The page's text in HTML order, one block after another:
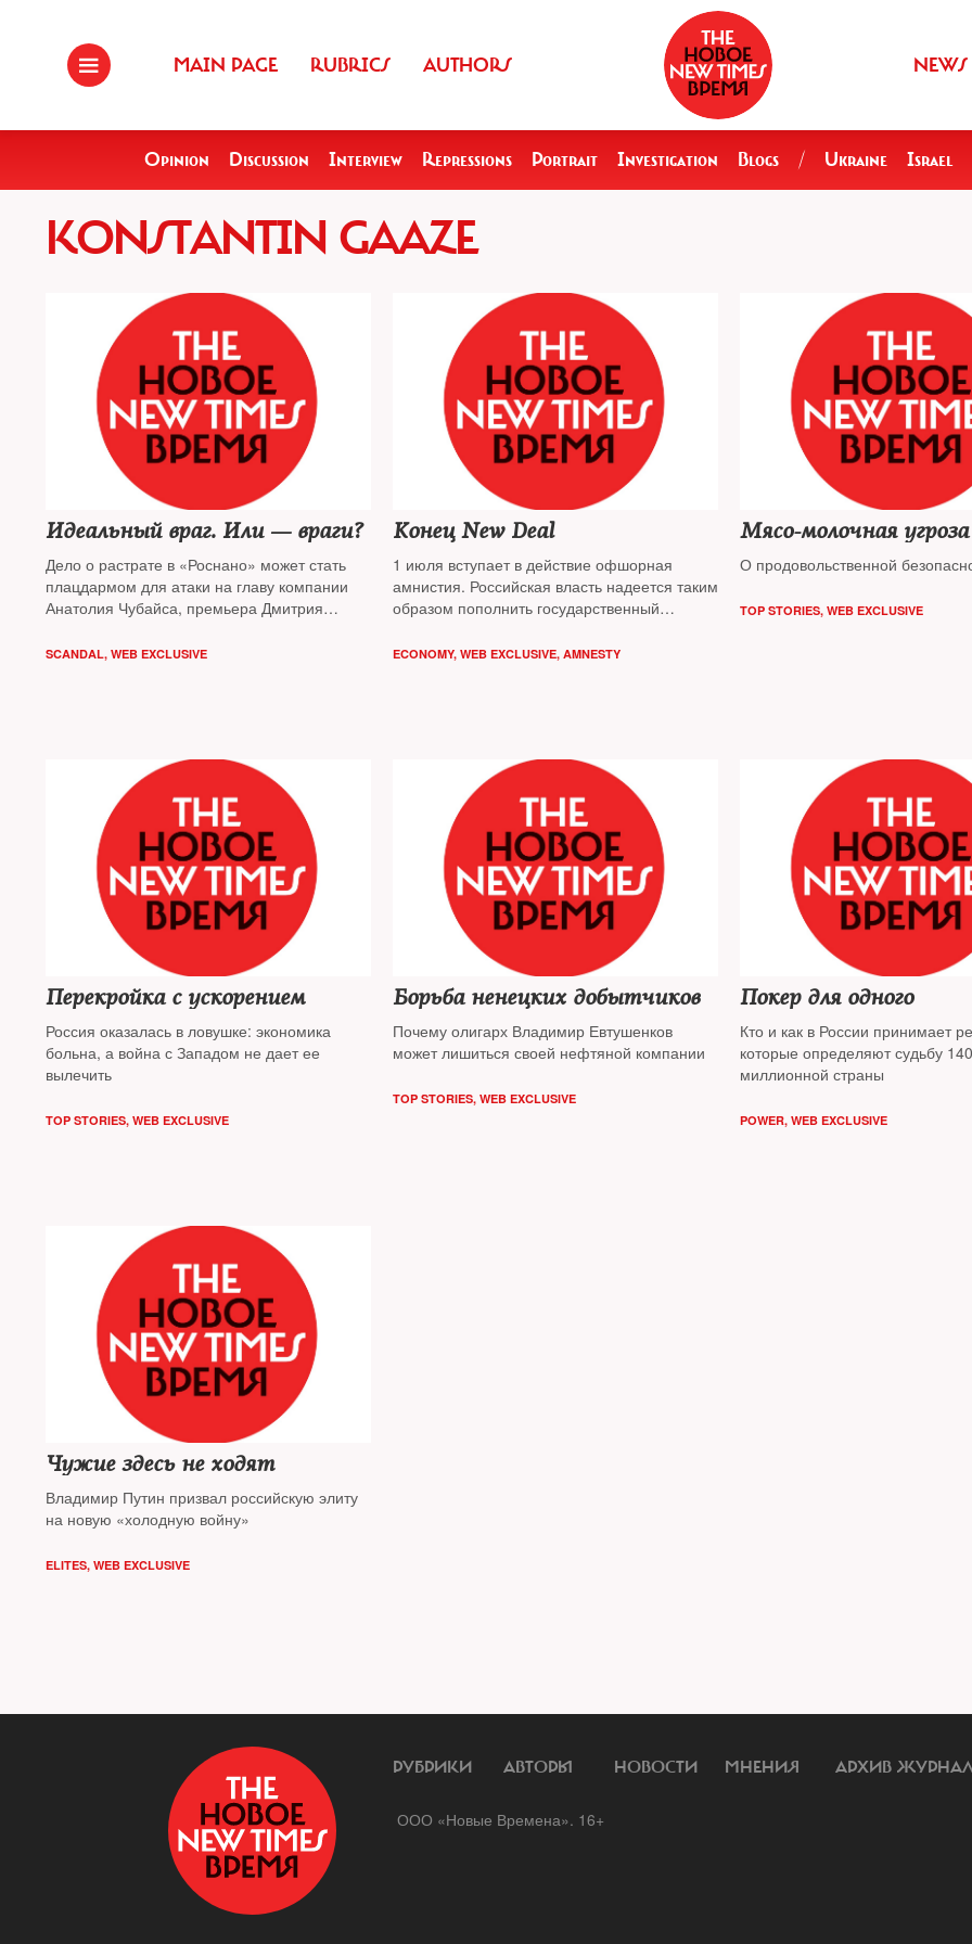
MAIN PAGE RUBRICS AUTHORS NEWS
Opinion Discussion Interview Repressions Portrait Investigation Blogs / Ukraine Israel
KONSTANTIN GAAZE
Идеальный враг. Или — враги?
Дело о растрате в «Роснано» может стать
плацдармом для атаки на главу компании
Анатолия Чубайса, премьера Дмитрия
Но пока даже его главный фигурант, Леонид
SCANDAL, WEB EXCLUSIVE
Конец New Deal
1 июля вступает в действие офшорная
амнистия. Российская власть надеется таким
образом пополнить государственный
не может быть хорошей для всех: и для
ECONOMY, WEB EXCLUSIVE, AMNESTY
Мясо-молочная угроза
О продовольственной
TOP STORIES, WEB EXCLUSIVE
Перекройка с ускорением
Россия оказалась в ловушке: экономика
больна, а война с Западом не дает ее
вылечить
TOP STORIES, WEB EXCLUSIVE
Борьба ненецких добытчиков
Почему олигарх Владимир Евтушенков
может лишиться своей нефтяной компании
TOP STORIES, WEB EXCLUSIVE
Покер для одного
Кто и как в России принимает
которые определяют судьбу
миллионной страны
POWER, WEB EXCLUSIVE
Чужие здесь не ходят
Владимир Путин призвал российскую элиту
на новую «холодную войну»
ELITES, WEB EXCLUSIVE
РУБРИКИ АВТОРЫ НОВОСТИ МНЕНИЯ АРХИВ
ООО «Новые Времена». 16+